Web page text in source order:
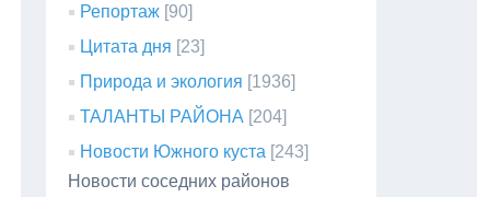
Репортаж [90]
Цитата дня [23]
Природа и экология [1936]
ТАЛАНТЫ РАЙОНА [204]
Новости Южного куста [243]
Новости соседних районов